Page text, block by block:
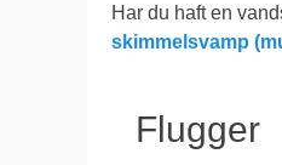
Har du haft en
skimmelsvamp
Flugger